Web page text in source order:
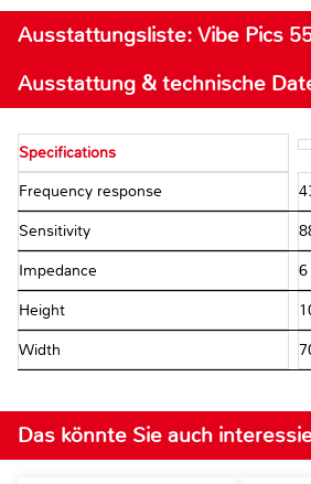
Ausstattungsliste: Vibe Pics
Ausstattung & technische
Specifications
Frequency response
Sensitivity
Impedance 6
Height
Width
Das könnte Sie auch